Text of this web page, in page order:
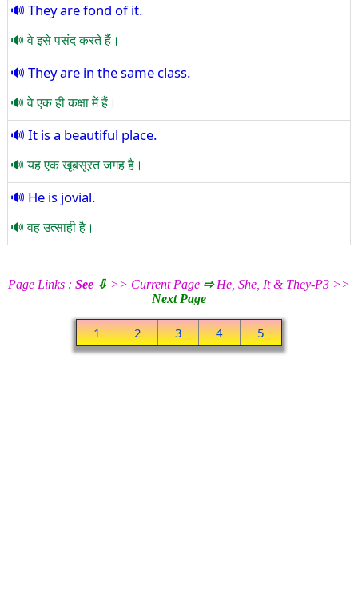
They are fond of it.
वे इसे पसंद करते हैं।
They are in the same class.
वे एक ही कक्षा में हैं।
It is a beautiful place.
यह एक खूबसूरत जगह है।
He is jovial.
वह उत्साही है।
Page Links : See ⇩ >> Current Page ⇨He, She, It & They-P3 >>
Next Page
1 2 3 4 5